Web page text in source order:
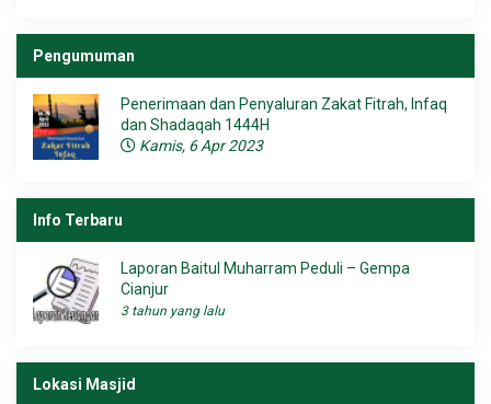
Pengumuman
Penerimaan dan Penyaluran Zakat Fitrah, Infaq
dan Shadaqah 1444H
Kamis, 6 Apr 2023
Info Terbaru
Laporan Baitul Muharram Peduli – Gempa
Cianjur
3 tahun yang lalu
Lokasi Masjid